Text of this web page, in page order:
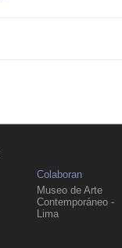
Colaboran
Museo de Arte
Contemporáneo -
Lima